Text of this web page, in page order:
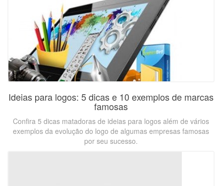
Ideias para logos: 5 dicas e 10 exemplos de marcas
famosas
Confira 5 dicas matadoras de ideias para logos além de vários
exemplos da evolução do logo de algumas empresas famosas
por seu sucesso.